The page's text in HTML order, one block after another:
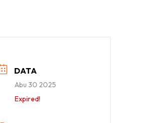
DATA
Abu 30 2025
Expired!